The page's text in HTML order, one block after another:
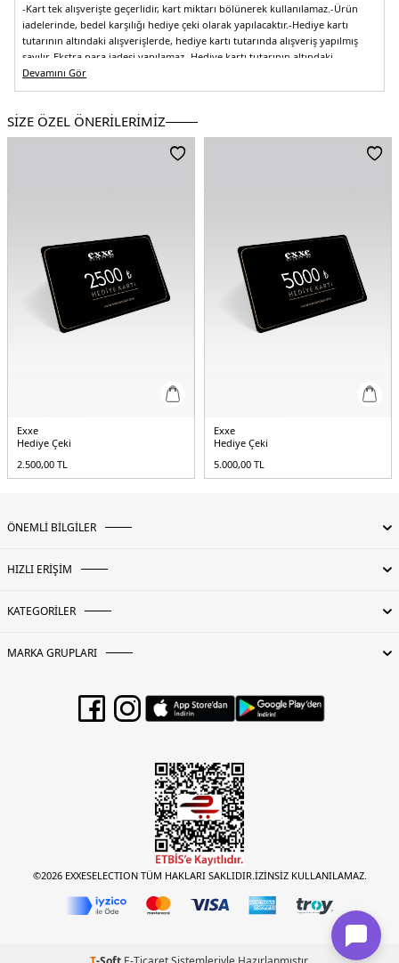
-Kart tek alışverişte geçerlidir, kart miktarı bölünerek kullanılamaz.-Ürün
iadelerinde, bedel karşılığı hediye çeki olarak yapılacaktır.-Hediye kartı
tutarının altındaki alışverişlerde, hediye kartı tutarında alışveriş yapılmış
sayılır. Ekstra para iadesi yapılamaz. -Hediye kartı tutarının altındaki
alışverişlerde, kart tutarı üzeri ücret kredi kartı ile tahsil edilecektir.
kartı 3. şahıslarca kullanılabilir.
Devamını Gör
SİZE ÖZEL ÖNERİLERİMİZ
Exxe
Hediye Çeki
2.500,00 TL
Exxe
Hediye Çeki
5.000,00 TL
ÖNEMLİ BİLGİLER
HIZLI ERİŞİM
KATEGORİLER
MARKA GRUPLARI
©2026 EXXESELECTION TÜM HAKLARI SAKLIDIR.İZİNSİZ KULLANILAMAZ.